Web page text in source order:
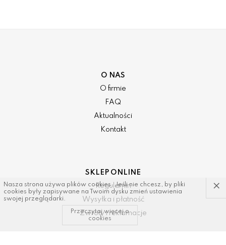
O NAS
O firmie
FAQ
Aktualności
Kontakt
SKLEP ONLINE
Regulamin
Wysyłka i płatność
Zwroty i reklamacje
Nasza strona używa plików cookies. Jeśli nie chcesz, by pliki
cookies były zapisywane na Twoim dysku zmień ustawienia
swojej przeglądarki.
×
Przeczytaj więcej o
cookies